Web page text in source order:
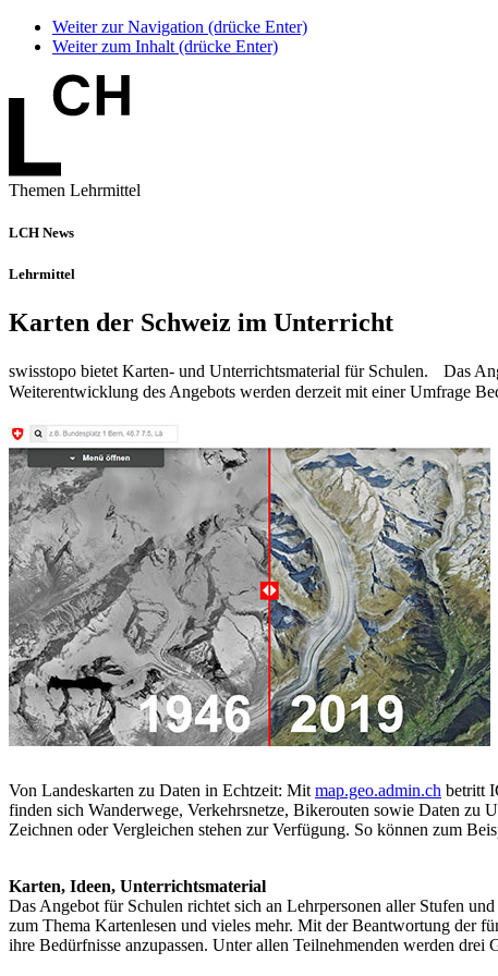
Weiter zur Navigation (drücke Enter)
Weiter zum Inhalt (drücke Enter)
Themen Lehrmittel
LCH News
Lehrmittel
Karten der Schweiz im Unterricht
swisstopo bietet Karten- und Unterrichtsmaterial für Schulen. Das
Weiterentwicklung des Angebots werden derzeit mit einer Umfrage
Von Landeskarten zu Daten in Echtzeit: Mitmap.geo.admin.ch betritt
finden sich Wanderwege, Verkehrsnetze, Bikerouten sowie Daten zu
Zeichnen oder Vergleichen stehen zur Verfügung. So können zum
Karten, Ideen, Unterrichtsmaterial
Das Angebot für Schulen richtet sich an Lehrpersonen aller Stufen
zum Thema Kartenlesen und vieles mehr. Mit der Beantwortung der
ihre Bedürfnisse anzupassen. Unter allen Teilnehmenden werden